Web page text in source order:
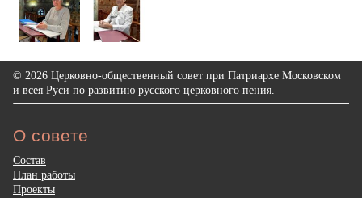
© 2026 Церковно-общественный совет при Патриархе Московском
и всея Руси по развитию русского церковного пения.
О совете
Состав
План работы
Проекты